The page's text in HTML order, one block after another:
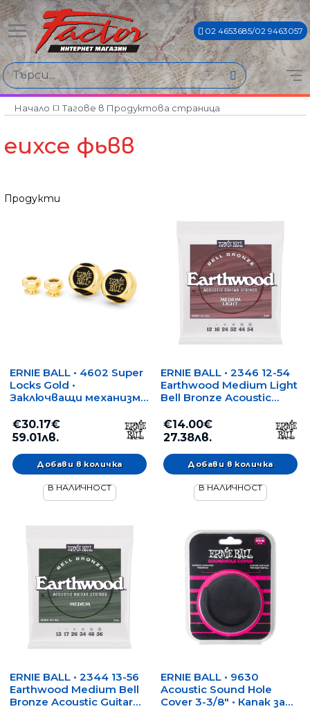
02 4653685/02 9463057
Начало Тагове в Продуктова страница
еихсе фьвв
Продукти
ERNIE BALL • 4602 Super
Locks Gold •
Заключващи механизми
€30.17€
59.01лв.
В НАЛИЧНОСТ
ERNIE BALL • 2346 12-54
Earthwood Medium Light
Bell Bronze Acoustic
за акустична китара
€14.00€
27.38лв.
В НАЛИЧНОСТ
ERNIE BALL • 2344 13-56
Earthwood Medium Bell
Bronze Acoustic Guitar
ERNIE BALL • 9630
Acoustic Sound Hole
Cover 3-3/8" • Капак за